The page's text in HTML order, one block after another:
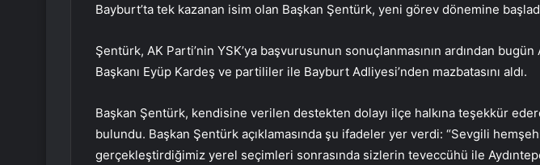
Bayburt’ta tek kazanan isim olan Başkan Şentürk, yeni görev dönemine
Şentürk, AK Parti’nin YSK’ya başvurusunun sonuçlanmasının ardından bugün
Başkanı Eyüp Kardeş ve partililer ile Bayburt Adliyesi’nden mazbatasını aldı.
Başkan Şentürk, kendisine verilen destekten dolayı ilçe halkına teşekkür
bulundu. Başkan Şentürk açıklamasında şu ifadeler yer verdi: “Sevgili
gerçekleştirdiğimiz yerel seçimleri sonrasında sizlerin teveccühü ile